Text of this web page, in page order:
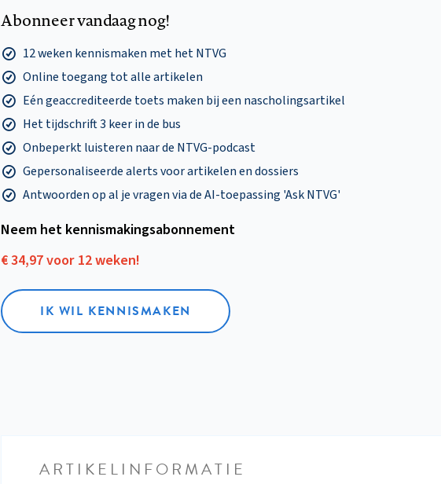
Abonneer vandaag nog!
12 weken kennismaken met het NTVG
Online toegang tot alle artikelen
Eén geaccrediteerde toets maken bij een nascholingsartikel
Het tijdschrift 3 keer in de bus
Onbeperkt luisteren naar de NTVG-podcast
Gepersonaliseerde alerts voor artikelen en dossiers
Antwoorden op al je vragen via de AI-toepassing 'Ask NTVG'
Neem het kennismakings­abonnement
€ 34,97 voor 12 weken!
IK WIL KENNISMAKEN
ARTIKELINFORMATIE